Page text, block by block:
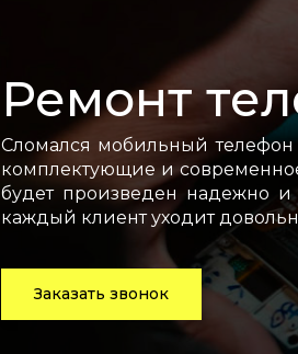
Ремонт
Сломался мобильный телефон
комплектующие и
будет произведен надежно
каждый клиент уходит
Заказать звонок